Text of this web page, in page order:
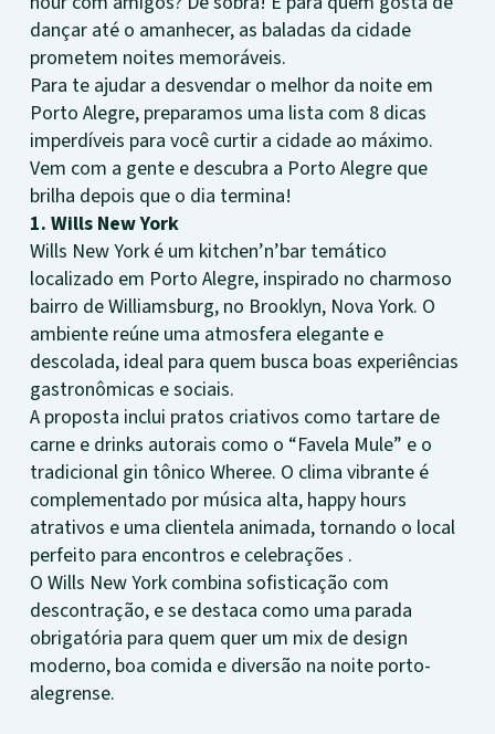
dançar até o amanhecer, as baladas da cidade
prometem noites memoráveis.
Para te ajudar a desvendar o melhor da noite em
Porto Alegre, preparamos uma lista com 8 dicas
imperdíveis para você curtir a cidade ao máximo.
Vem com a gente e descubra a Porto Alegre que
brilha depois que o dia termina!
1. Wills New York
Wills New York é um kitchen’n’bar temático
localizado em Porto Alegre, inspirado no charmoso
bairro de Williamsburg, no Brooklyn, Nova York. O
ambiente reúne uma atmosfera elegante e
descolada, ideal para quem busca boas experiências
gastronômicas e sociais.
A proposta inclui pratos criativos como tartare de
carne e drinks autorais como o “Favela Mule” e o
tradicional gin tônico Wheree. O clima vibrante é
complementado por música alta, happy hours
atrativos e uma clientela animada, tornando o local
perfeito para encontros e celebrações .
O Wills New York combina sofisticação com
descontração, e se destaca como uma parada
obrigatória para quem quer um mix de design
moderno, boa comida e diversão na noite porto-
alegrense.